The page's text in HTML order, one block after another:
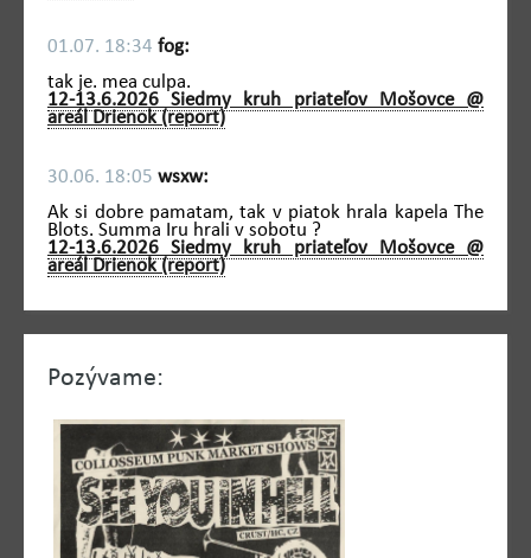
01.07. 18:34 fog:
tak je. mea culpa.
12-13.6.2026 Siedmy kruh priateľov Mošovce @
areál Drienok (report)
30.06. 18:05 wsxw:
Ak si dobre pamatam, tak v piatok hrala kapela The
Blots. Summa Iru hrali v sobotu ?
12-13.6.2026 Siedmy kruh priateľov Mošovce @
areál Drienok (report)
Pozývame: